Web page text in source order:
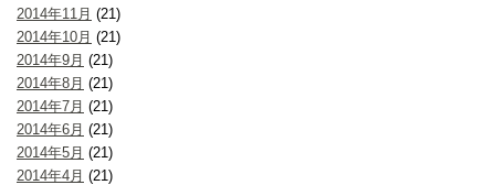
2014年11月 (21)
2014年10月 (21)
2014年9月 (21)
2014年8月 (21)
2014年7月 (21)
2014年6月 (21)
2014年5月 (21)
2014年4月 (21)